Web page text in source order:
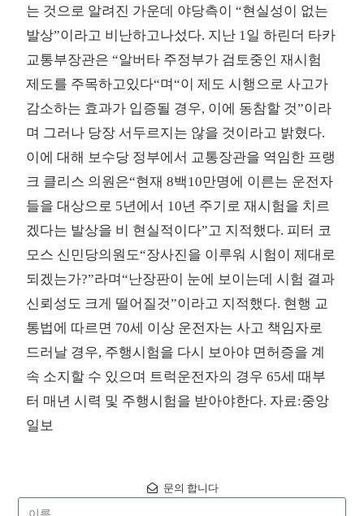
는 것으로 알려진 가운데 야당측이 “현실성이 없는
발상”이라고 비난하고나섰다. 지난 1일 하린더 타카
교통부장관은 “알버타 주정부가 검토중인 재시험
제도를 주목하고있다“며“이 제도 시행으로 사고가
감소하는 효과가 입증될 경우, 이에 동참할 것”이라
며 그러나 당장 서두르지는 않을 것이라고 밝혔다.
이에 대해 보수당 정부에서 교통장관을 역임한 프랭
크 클리스 의원은“현재 8백10만명에 이른는 운전자
들을 대상으로 5년에서 10년 주기로 재시험을 치르
겠다는 발상을 비 현실적이다”고 지적했다. 피터 코
모스 신민당의원도“장사진을 이루워 시험이 제대로
되겠는가?”라며“난장판이 눈에 보이는데 시험 결과
신뢰성도 크게 떨어질것”이라고 지적했다. 현행 교
통법에 따르면 70세 이상 운전자는 사고 책임자로
드러날 경우, 주행시험을 다시 보아야 면허증을 계
속 소지할 수 있으며 트럭운전자의 경우 65세 때부
터 매년 시력 및 주행시험을 받아야한다. 자료:중앙
일보
문의 합니다